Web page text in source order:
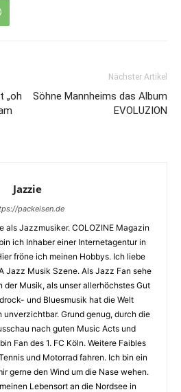
„oh
Nächster Artikel
Söhne Mannheims das Album
EVOLUZION
Jazzie
packeisen.de
als Jazzmusiker. COLOZINE Magazin
ich Inhaber einer Internetagentur in
fröne ich meinen Hobbys. Ich liebe
Jazz Musik Szene. Als Jazz Fan sehe
der Musik, als unser allerhöchstes Gut
und Bluesmusik hat die Welt
Grund genug, durch die
nach guten Music Acts und
Fan des 1. FC Köln. Weitere Faibles
und Motorrad fahren. Ich bin ein
gerne den Wind um die Nase wehen.
Lebensort an die Nordsee in